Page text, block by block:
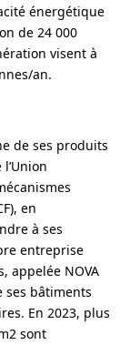
énergétique
de 24 000
visent à
an.
de ses produits
en
à ses
entreprise
appelée NOVA
ses bâtiments
En 2023, plus
sont